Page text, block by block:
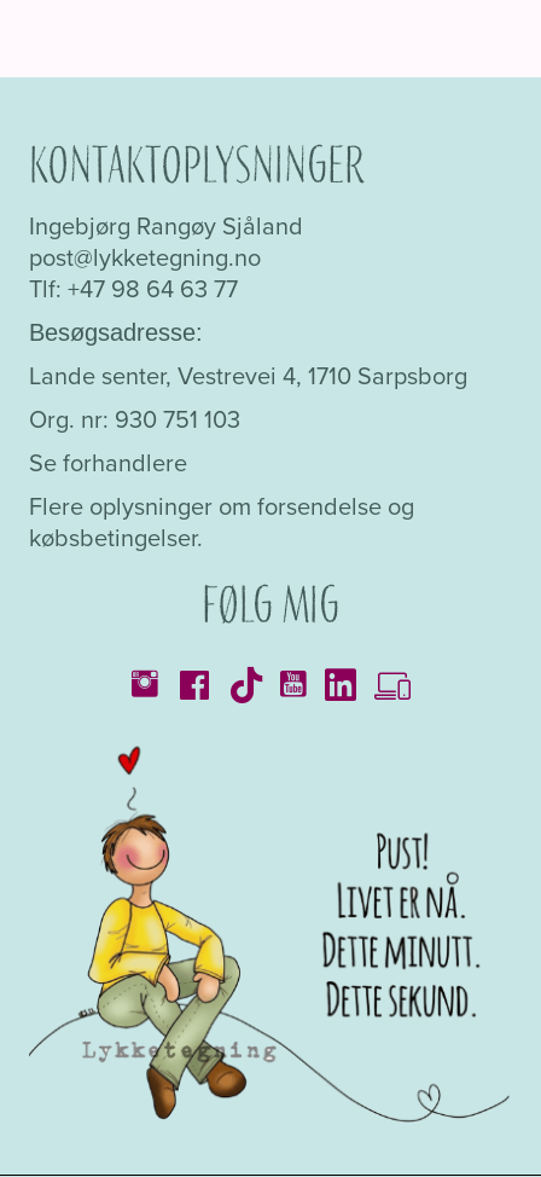
Kontaktoplysninger
Ingebjørg Rangøy Sjåland
post@lykketegning.no
Tlf: +47 98 64 63 77
Besøgsadresse:
Lande senter, Vestrevei 4, 1710 Sarpsborg
Org. nr: 930 751 103
Se forhandlere
Flere oplysninger om forsendelse og
købsbetingelser.
Følg mig
Kataloger